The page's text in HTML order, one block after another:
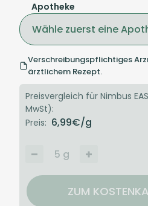
Apotheke
Wähle zuerst eine
Verschreibungspflichtiges
ärztlichem Rezept.
Preisvergleich für Nimbus
MwSt):
Preis: 6,99€/g
5 g
ZUM